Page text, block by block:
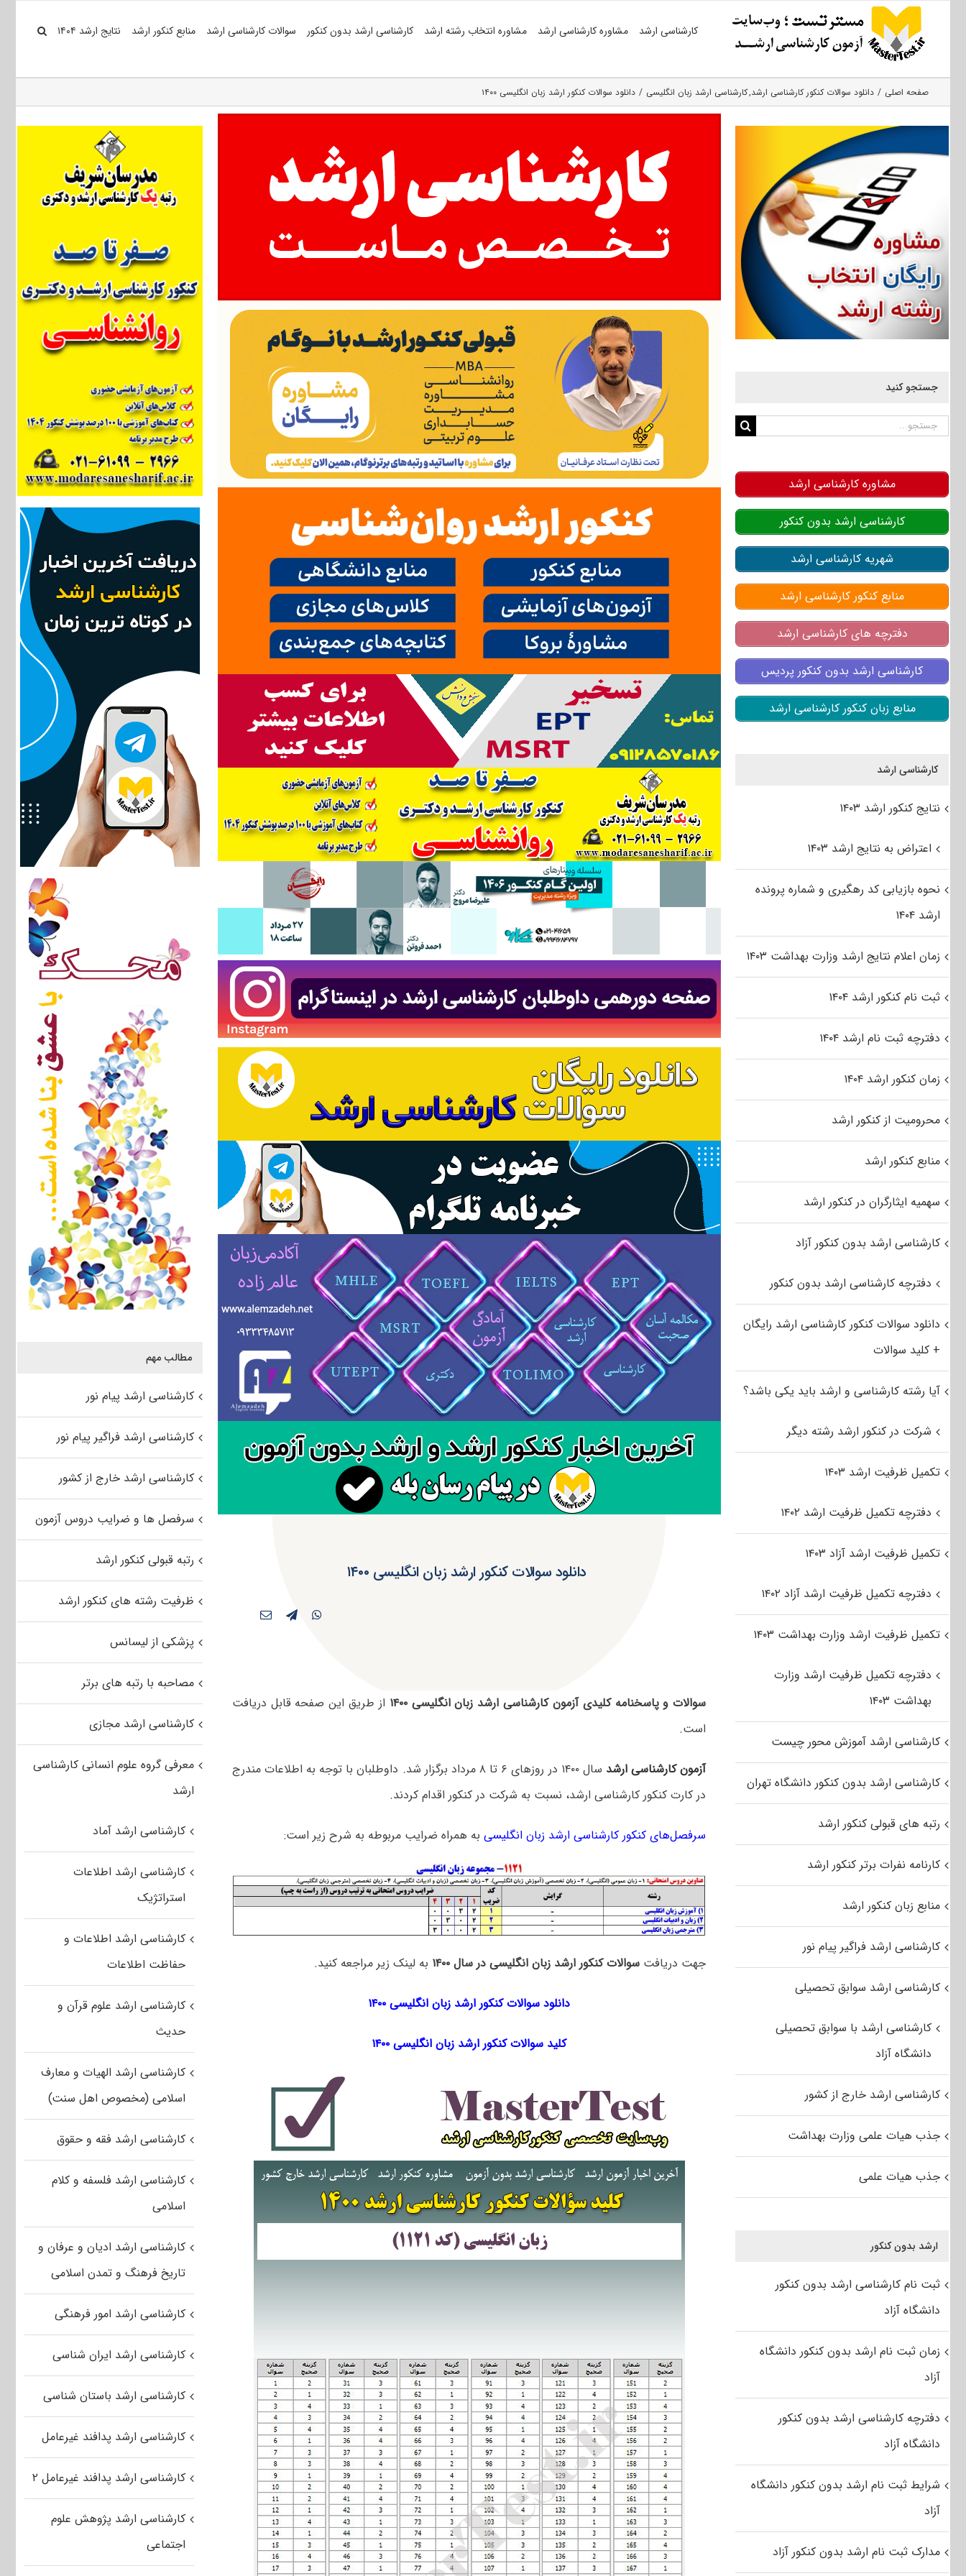
کارشناسی ارشد مشاوره کارشناسی ارشد مشاوره انتخاب رشته ارشد کارشناسی ارشد بدون کنکور سوالات کارشناسی ارشد منابع کنکور ارشد نتایج ارشد ۱۴۰۴
صفحه اصلی دانلود سوالات کنکور کارشناسی ارشد کارشناسی ارشد زبان انگلیسی دانلود سوالات کنکور ارشد زبان انگلیسی ۱۴۰۰
دانلود سوالات کنکور ارشد زبان انگلیسی ۱۴۰۰
سوالات و پاسخنامه کلیدی آزمون کارشناسی ارشد زبان انگلیسی ۱۴۰۰
از طریق این صفحه قابل دریافت
است.
آزمون کارشناسی ارشد
سال ۱۴۰۰ در روزهای ۶ تا ۸ مرداد برگزار شد. داوطلبان با توجه به اطلاعات مندرج
در کارت کنکور کارشناسی ارشد، نسبت به شرکت در کنکور اقدام کردند.
سرفصل‌های کنکور کارشناسی ارشد زبان انگلیسیبه همراه ضرایب مربوطه به شرح زیر است:
جهت دریافت سوالات کنکور ارشد زبان انگلیسی در سال ۱۴۰۰ به لینک زیر مراجعه کنید.
دانلود سوالات کنکور ارشد زبان انگلیسی ۱۴۰۰
کلید سوالات کنکور ارشد زبان انگلیسی ۱۴۰۰
مطالب مهم
کارشناسی ارشد پیام نور
کارشناسی ارشد فراگیر پیام نور
کارشناسی ارشد خارج از کشور
سرفصل ها و ضرایب دروس آزمون
رتبه قبولی کنکور ارشد
ظرفیت رشته های کنکور ارشد
پزشکی از لیسانس
مصاحبه با رتبه های برتر
کارشناسی ارشد مجازی
معرفی گروه علوم انسانی کارشناسی
ارشد
کارشناسی ارشد آماد
کارشناسی ارشد اطلاعات
استراتژیک
کارشناسی ارشد اطلاعات و
حفاظت اطلاعات
کارشناسی ارشد علوم قرآن و
حدیث
کارشناسی ارشد الهیات و معارف
اسلامی (مخصوص اهل سنت)
کارشناسی ارشد فقه و حقوق
کارشناسی ارشد فلسفه و کلام
اسلامی
کارشناسی ارشد ادیان و عرفان و
تاریخ فرهنگ و تمدن اسلامی
کارشناسی ارشد امور فرهنگی
کارشناسی ارشد ایران شناسی
کارشناسی ارشد باستان شناسی
کارشناسی ارشد پدافند غیرعامل
کارشناسی ارشد پدافند غیرعامل ۲
کارشناسی ارشد پژوهش علوم
اجتماعی
جستجو کنید
جستجو
مشاوره کارشناسی ارشد
کارشناسی ارشد بدون کنکور
شهریه کارشناسی ارشد
منابع کنکور کارشناسی ارشد
دفترچه های کارشناسی ارشد
کارشناسی ارشد بدون کنکور پردیس
منابع زبان کنکور کارشناسی ارشد
کارشناسی ارشد
نتایج کنکور ارشد ۱۴۰۳
اعتراض به نتایج ارشد ۱۴۰۳
نحوه بازیابی کد رهگیری و شماره پرونده
ارشد ۱۴۰۴
زمان اعلام نتایج ارشد وزارت بهداشت ۱۴۰۳
ثبت نام کنکور ارشد ۱۴۰۴
دفترچه ثبت نام ارشد ۱۴۰۴
زمان کنکور ارشد ۱۴۰۴
محرومیت از کنکور ارشد
منابع کنکور ارشد
سهمیه ایثارگران در کنکور ارشد
کارشناسی ارشد بدون کنکور آزاد
دفترچه کارشناسی ارشد بدون کنکور
دانلود سوالات کنکور کارشناسی ارشد رایگان
+ کلید سوالات
آیا رشته کارشناسی و ارشد باید یکی باشد؟
شرکت در کنکور ارشد رشته دیگر
تکمیل ظرفیت ارشد ۱۴۰۳
دفترچه تکمیل ظرفیت ارشد ۱۴۰۲
تکمیل ظرفیت ارشد آزاد ۱۴۰۳
دفترچه تکمیل ظرفیت ارشد آزاد ۱۴۰۲
تکمیل ظرفیت ارشد وزارت بهداشت ۱۴۰۳
دفترچه تکمیل ظرفیت ارشد وزارت
بهداشت ۱۴۰۳
کارشناسی ارشد آموزش محور چیست
کارشناسی ارشد بدون کنکور دانشگاه تهران
رتبه های قبولی کنکور ارشد
کارنامه نفرات برتر کنکور ارشد
منابع زبان کنکور ارشد
کارشناسی ارشد فراگیر پیام نور
کارشناسی ارشد سوابق تحصیلی
کارشناسی ارشد با سوابق تحصیلی
دانشگاه آزاد
کارشناسی ارشد خارج از کشور
جذب هیات علمی وزارت بهداشت
جذب هیات علمی
ارشد بدون کنکور
ثبت نام کارشناسی ارشد بدون کنکور
دانشگاه آزاد
زمان ثبت نام ارشد بدون کنکور دانشگاه
آزاد
دفترچه کارشناسی ارشد بدون کنکور
دانشگاه آزاد
شرایط ثبت نام ارشد بدون کنکور دانشگاه
آزاد
مدارک ثبت نام ارشد بدون کنکور آزاد